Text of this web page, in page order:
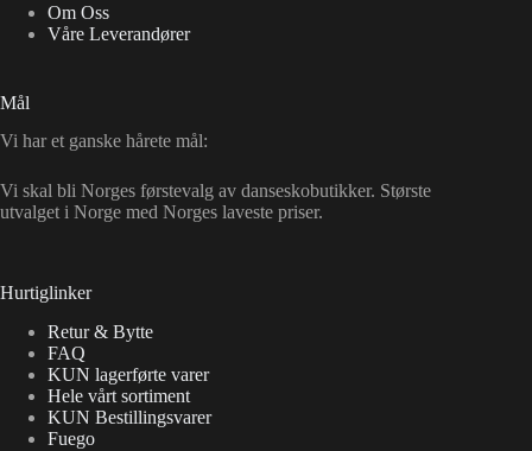
Om Oss
Våre Leverandører
Mål
Vi har et ganske hårete mål:
Vi skal bli Norges førstevalg av danseskobutikker. Største
utvalget i Norge med Norges laveste priser.
Hurtiglinker
Retur & Bytte
FAQ
KUN lagerførte varer
Hele vårt sortiment
KUN Bestillingsvarer
Fuego